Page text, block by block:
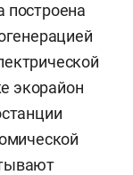
построена
экорайон